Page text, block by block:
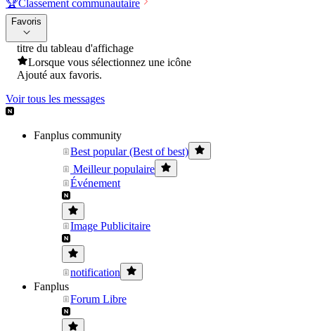
🏆Classement communautaire
Favoris
titre du tableau d'affichage
Lorsque vous sélectionnez une icône
Ajouté aux favoris.
Voir tous les messages
Fanplus community
Best popular (Best of best)
Meilleur populaire
Événement
Image Publicitaire
notification
Fanplus
Forum Libre